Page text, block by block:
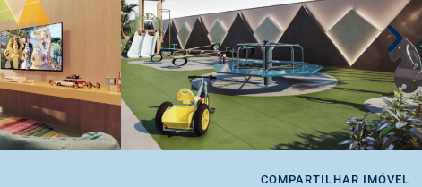
COMPARTILHAR IMÓVEL